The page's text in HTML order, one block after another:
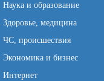
Наука и образование
Здоровье, медицина
ЧС, происшествия
Экономика и бизнес
Интернет